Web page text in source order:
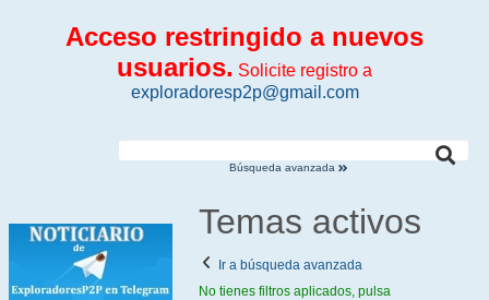
Acceso restringido a nuevos
usuarios. Solicite registro a
exploradoresp2p@gmail.com
Búsqueda avanzada
Temas activos
Ir a búsqueda avanzada
No tienes filtros aplicados, pulsa